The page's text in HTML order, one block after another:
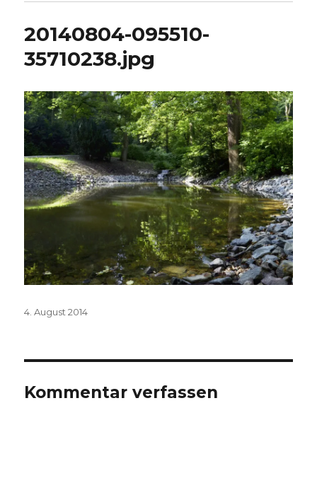
20140804-095510-
35710238.jpg
Veröffentlicht
4. August 2014
Kommentar verfassen